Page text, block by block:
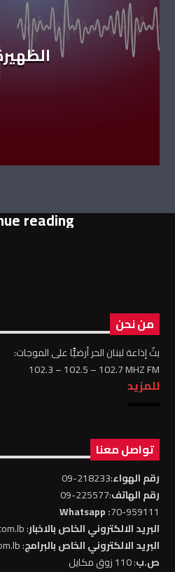
reading
من نحن
بثّ إذاعة لبنان الحر أرضيًّا على الموجات:
102.3 – 102.5 – 102.7 MHZ FM
للمزيد
تواصل معنا
رقم الهواء:218233-09
رقم الهاتف:225577-09
70-959111
: Whatsapp
البريد الالكتروني الخاص بالاخبار: news@rll.com.lb
البريد الالكتروني الخاص بالبرامج: info@rll.com.lb
ص.ب: 110 زوق مكايل